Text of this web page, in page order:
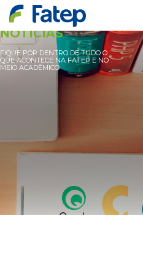
NOTÍCIAS
FIQUE POR DENTRO DE TUDO O
QUE ACONTECE NA FATEP E NO
MEIO ACADÊMICO